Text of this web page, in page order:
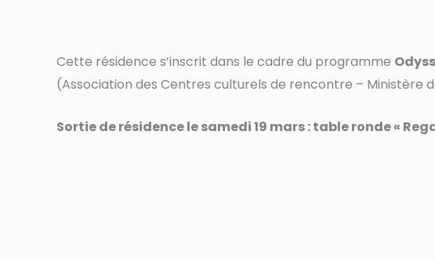
Cette résidence s’inscrit dans le cadre du programme
(Association des Centres culturels de rencontre – Ministère
Sortie de résidence le samedi 19 mars : table ronde «